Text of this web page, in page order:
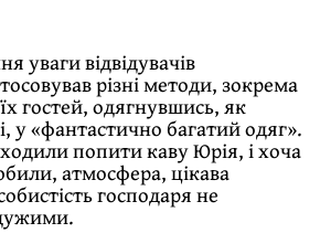
уваги відвідувачів
різні методи, зокрема
гостей, одягнувшись, як
у «фантастично багатий одяг».
попити каву Юрія, і хоча
атмосфера, цікава
господаря не